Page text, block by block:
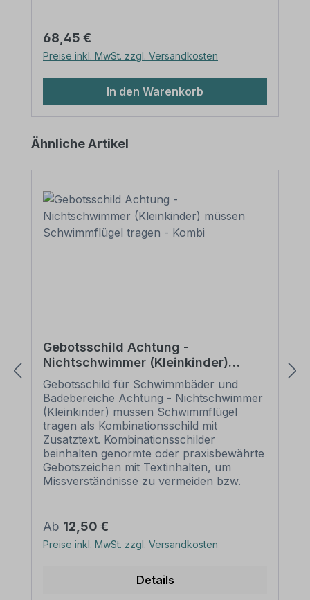
Bitte beachten Sie: Für einen sicheren
Stand muß der Pfosten mindestens 50 cm
tief im Erdreich einbetoniert werden.
Regulärer Preis:
68,45 €
Preise inkl. MwSt. zzgl. Versandkosten
In den Warenkorb
Produktgalerie überspringen
Ähnliche Artikel
Gebotsschild Achtung -
Nichtschwimmer (Kleinkinder)
müssen Schwimmflügel tragen -
Kombi
Gebotsschild für Schwimmbäder und
Badebereiche Achtung - Nichtschwimmer
(Kleinkinder) müssen Schwimmflügel
tragen als Kombinationsschild mit
Zusatztext. Kombinationsschilder
beinhalten genormte oder praxisbewährte
Gebotszeichen mit Textinhalten, um
Missverständnisse zu vermeiden bzw.
eventuell nicht eindeutig vermittelt werden.
Mit einem Kombinationsschild, dem
richtigen Gebotszeichen und einem
Fehlinterpretation der Schutzanweisung
Regulärer Preis:
Ab 12,50 €
Preise inkl. MwSt. zzgl. Versandkosten
Details